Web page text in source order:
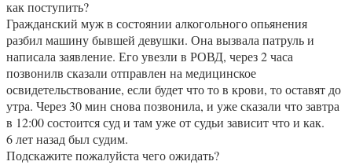
как поступить?
Гражданский муж в состоянии алкогольного опьянения
разбил машину бывшей девушки. Она вызвала патруль и
написала заявление. Его увезли в РОВД, через 2 часа
позвонилв сказали отправлен на медицинское
освидетельствование, если будет что то в крови, то оставят до
утра. Через 30 мин снова позвонила, и уже сказали что завтра
в 12:00 состоится суд и там уже от судьи зависит что и как.
6 лет назад был судим.
Подскажите пожалуйста чего ожидать?